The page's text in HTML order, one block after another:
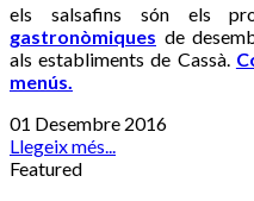
els salsafins són els
gastronòmiques de
als establiments de Cassà.
menús.
01 Desembre 2016
Llegeix més...
Featured